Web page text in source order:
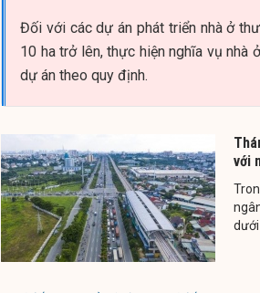
Đối với các dự án phát triển nhà ở
10 ha trở lên, thực hiện nghĩa vụ nhà
dự án theo quy định.
với
dưới